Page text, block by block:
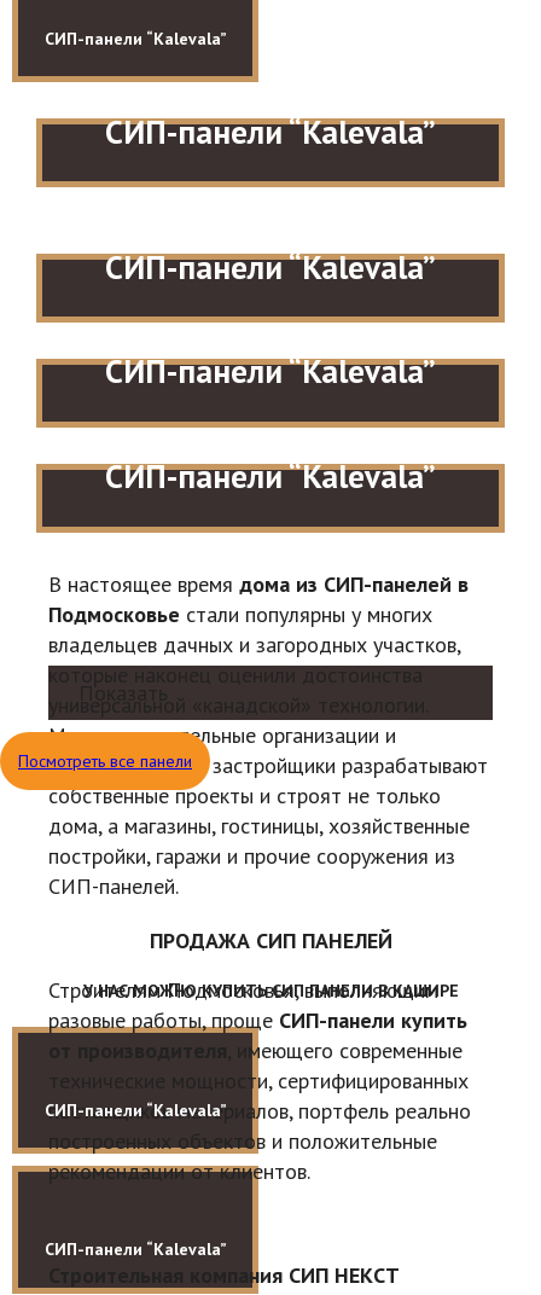
СИП-панели “Kalevala”
СИП-панели “Kalevala”
СИП-панели “Kalevala”
СИП-панели “Kalevala”
СИП-панели “Kalevala”
В настоящее время дома из СИП-панелей в
Подмосковье стали популярны у многих
владельцев дачных и загородных участков,
которые наконец оценили достоинства
универсальной «канадской» технологии.
Многие строительные организации и
предприимчивые застройщики разрабатывают
собственные проекты и строят не только
дома, а магазины, гостиницы, хозяйственные
постройки, гаражи и прочие сооружения из
СИП-панелей.
Строителям Подмосковья, выполняющим
разовые работы, проще СИП-панели купить
от производителя, имеющего современные
технические мощности, сертифицированных
поставщиков материалов, портфель реально
построенных объектов и положительные
рекомендации от клиентов.
Строительная компания СИП НЕКСТ
Показать
Посмотреть все панели
ПРОДАЖА СИП ПАНЕЛЕЙ
У НАС МОЖНО КУПИТЬ СИП ПАНЕЛИ В КАШИРЕ
СИП-панели “Kalevala”
СИП-панели “Kalevala”